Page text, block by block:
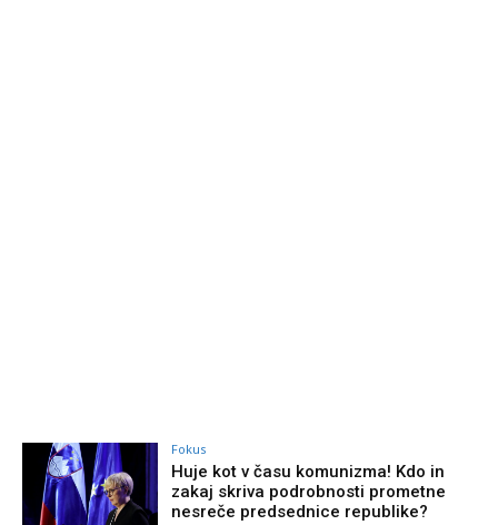
Fokus
Huje kot v času komunizma! Kdo in
zakaj skriva podrobnosti prometne
nesreče predsednice republike?